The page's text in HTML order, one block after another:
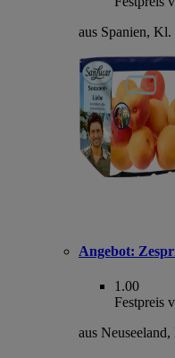
aus Spanien,
Angebot:
1.00
Festpreis
aus